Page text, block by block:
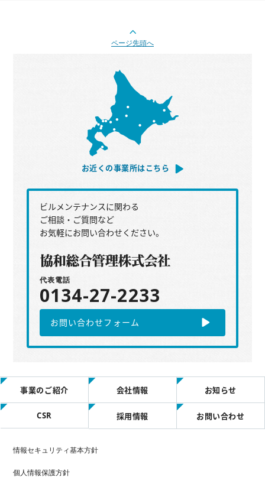
ページ先頭へ
お近くの事業所はこちら
ビルメンテナンスに関わる
ご相談・ご質問など
お気軽にお問い合わせください。
代表電話
0134-27-2233
お問い合わせフォーム
事業のご紹介 会社情報 お知らせ
CSR 採用情報 お問い合わせ
情報セキュリティ基本方針
個人情報保護方針